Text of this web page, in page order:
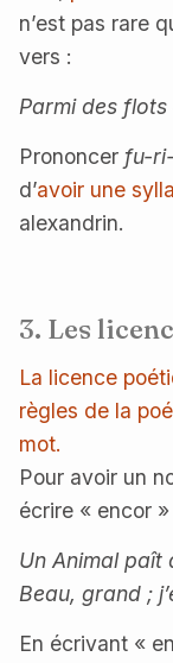
n’est pas rare
vers :
Parmi des flots
Prononcer fu-
d’avoir une
alexandrin.
3. Les
La licence
règles de la
mot.
Pour avoir un
écrire « encor
Un Animal paît
Beau, grand ;
En écrivant «